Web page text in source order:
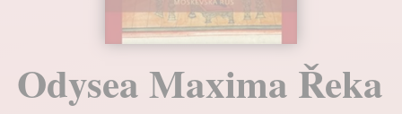
Odysea Maxima Řeka